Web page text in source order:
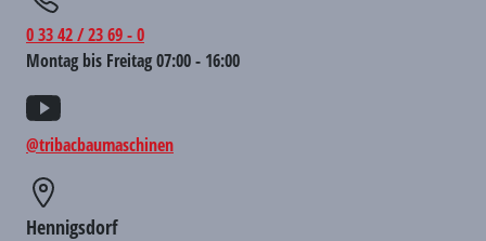
0 33 42 / 23 69 - 0
Montag bis Freitag 07:00 - 16:00
@tribacbaumaschinen
Hennigsdorf